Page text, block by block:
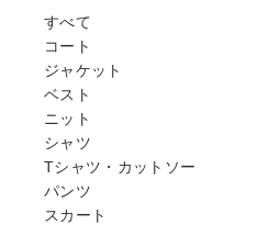
すべて
コート
ジャケット
ベスト
ニット
シャツ
Tシャツ・カットソー
パンツ
スカート